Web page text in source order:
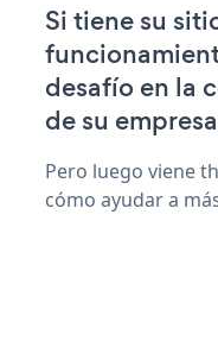
Si tiene su
desafío en la
de su
Pero luego viene
cómo ayudar a